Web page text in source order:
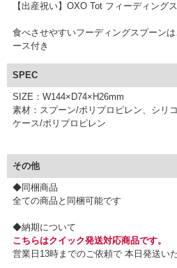
【出産祝い】OXO Tot フィーディング
食べさせやすいフーディングスプーン
ース付き
SPEC
SIZE：W144×D74×H26mm
素材：スプーン/ポリプロピレン、シリ
ケース/ポリプロピレン
その他
◆同梱商品
全ての商品と同梱可能です
◆納期について
こちらはクイック発送対応商品です。
営業日13時までのご依頼で 本日発送い